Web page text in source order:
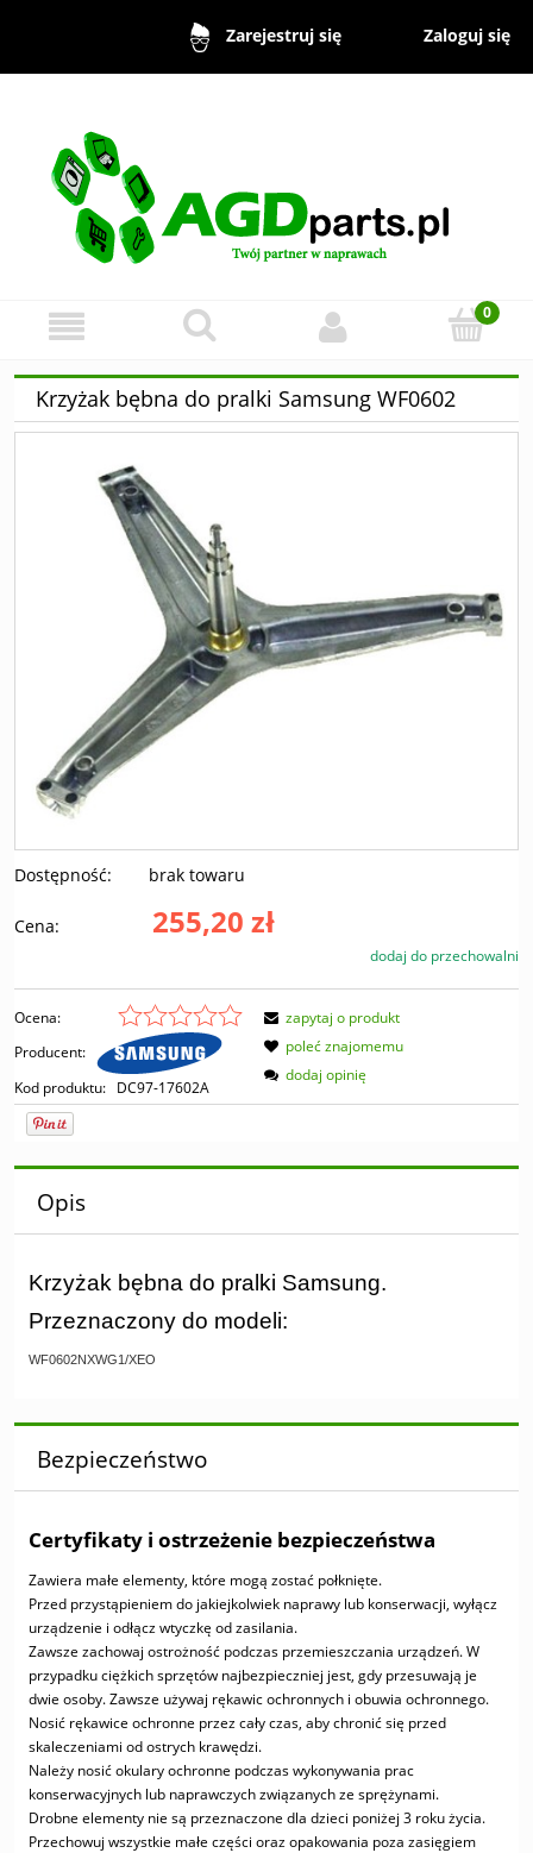
Zarejestruj się Zaloguj się
Krzyżak bębna do pralki Samsung WF0602
Dostępność: brak towaru
Cena: 255,20 zł
dodaj do przechowalni
Ocena:
Producent:
Kod produktu: DC97-17602A
zapytaj o produkt
poleć znajomemu
dodaj opinię
Opis
Krzyżak bębna do pralki Samsung.
Przeznaczony do modeli:
WF0602NXWG1/XEO
Bezpieczeństwo
Certyfikaty i ostrzeżenie bezpieczeństwa
Zawiera małe elementy, które mogą zostać połknięte.
Przed przystąpieniem do jakiejkolwiek naprawy lub konserwacji, wyłącz
urządzenie i odłącz wtyczkę od zasilania.
Zawsze zachowaj ostrożność podczas przemieszczania urządzeń. W
przypadku ciężkich sprzętów najbezpieczniej jest, gdy przesuwają je
dwie osoby. Zawsze używaj rękawic ochronnych i obuwia ochronnego.
Nosić rękawice ochronne przez cały czas, aby chronić się przed
skaleczeniami od ostrych krawędzi.
Należy nosić okulary ochronne podczas wykonywania prac
konserwacyjnych lub naprawczych związanych ze sprężynami.
Drobne elementy nie są przeznaczone dla dzieci poniżej 3 roku życia.
Przechowuj wszystkie małe części oraz opakowania poza zasięgiem